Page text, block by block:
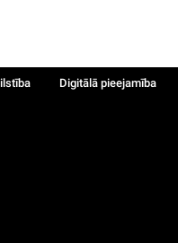
Digitālā pieejamība